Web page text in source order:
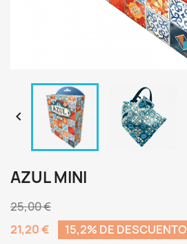

AZUL MINI
25,00 €
21,20 €
15,2% DE DESCUENTO